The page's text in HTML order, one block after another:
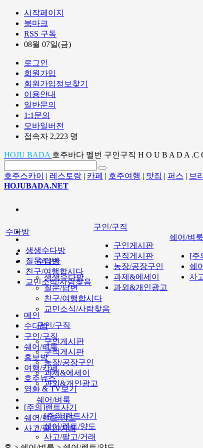
시작페이지
북마크
RSS 구독
08월 07일(금)
로그인
회원가입
회원가입정보찾기
이용안내
일반문의
1:1문의
모바일버전
접속자 2,223 명
HOJU BADA 호주바다 멜번 구인구직 H O U B A D A .C
호주스카이 | 레스토랑 | 카페 | 호주여행 | 맛집 | 퍼스 | 브
HOJUBADA.NET
수다방
생생수다방
질문/답변
친구/여행합시다
교민소식/사람찾음
구인/구직
구인게시판
구직게시판
농장/공장구인
과제&에세이
과외&개인광고
쉐어/벼룩
[주의]랜트사기
쉐어/렌트/양도
사고/팔고/거래
수다방
생생수다방
질문/답변
친구/여행합시다
교민소식/사람찾음
구인/구직
구인게시판
구직게시판
농장/공장구인
과제&에세이
과외&개인광고
쉐어/벼룩
[주
쉐
사
메인
수다방
구인/구직
쉐어/벼룩
홍보방
여행/카페
호주뉴스
영화 & TV보기
[주의]랜트사기
쉐어/렌트/양도
사고/팔고/거래